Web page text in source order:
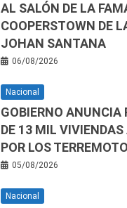
AL SALÓN DE LA
COOPERSTOWN DE
JOHAN SANTANA
06/08/2026
Nacional
GOBIERNO ANUNCIA
DE 13 MIL VIVIENDAS
POR LOS
05/08/2026
Nacional